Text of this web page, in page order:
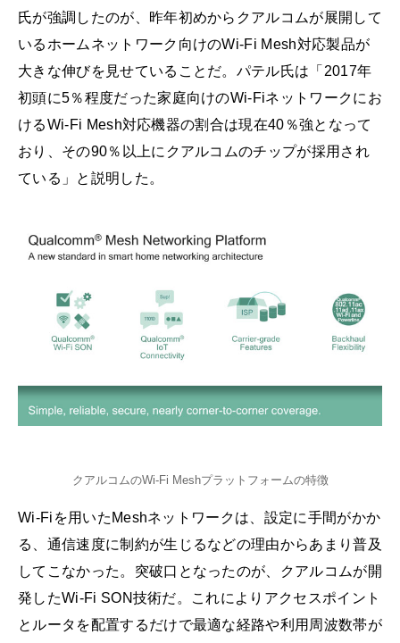
氏が強調したのが、昨年初めからクアルコムが展開して
いるホームネットワーク向けのWi-Fi Mesh対応製品が
大きな伸びを見せていることだ。パテル氏は「2017年
初頭に5％程度だった家庭向けのWi-Fiネットワークにお
けるWi-Fi Mesh対応機器の割合は現在40％強となって
おり、その90％以上にクアルコムのチップが採用され
ている」と説明した。
クアルコムのWi-Fi Meshプラットフォームの特徴
Wi-Fiを用いたMeshネットワークは、設定に手間がかか
る、通信速度に制約が生じるなどの理由からあまり普及
してこなかった。突破口となったのが、クアルコムが開
発したWi-Fi SON技術だ。これによりアクセスポイント
とルータを配置するだけで最適な経路や利用周波数帯が